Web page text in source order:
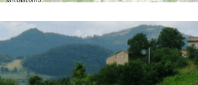
sentiero CAI 400/3 . La strada scende e
poi sale fino a trovare nuovamente una
strada asfaltata, via Rame, che si segue
andando a destra lungo il sentiero CAI
400/3. Lo si segue sempre andando in